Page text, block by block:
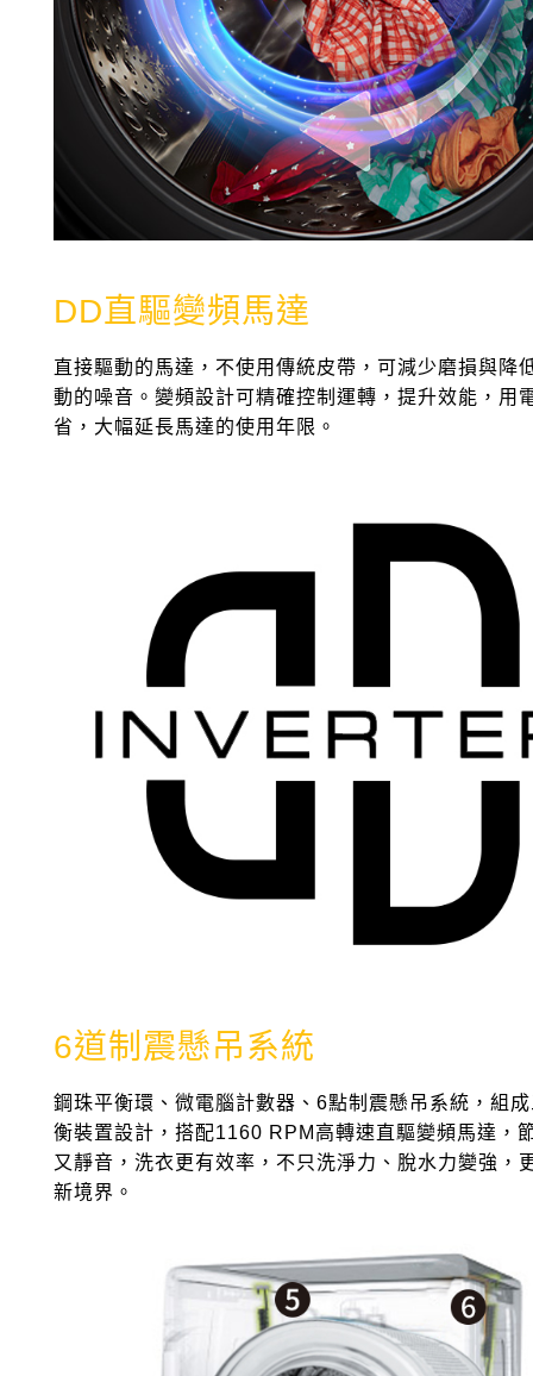
DD直驅變頻馬達
直接驅動的馬達，不使用傳統皮帶，可減少磨損與降
動的噪音。變頻設計可精確控制運轉，提升效能，用
省，大幅延長馬達的使用年限。
6道制震懸吊系統
鋼珠平衡環、微電腦計數器、6點制震懸吊系統，組
衡裝置設計，搭配1160 RPM高轉速直驅變頻馬達，
又靜音，洗衣更有效率，不只洗淨力、脫水力變強，
新境界。